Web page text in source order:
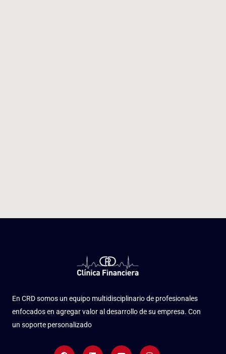
En CRD somos un equipo multidisciplinario de profesionales
enfocados en agregar valor al desarrollo de su empresa. Con
un soporte personalizado
FacebookLinkedinYoutubeInstagram